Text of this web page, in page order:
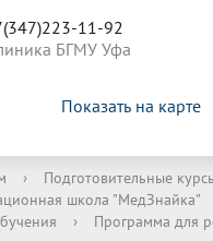
11-92
БГМУ Уфа
Показать на карте
› Подготовительные
школа "МедЗнайка"
› Программа для